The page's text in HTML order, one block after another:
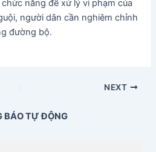
năng để xử lý vi phạm của
người dân cần nghiêm chỉnh
đường bộ.
NEXT
BÁO TỰ ĐỘNG